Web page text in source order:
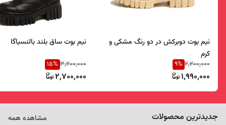
نیم بوت دوبرکش در دو رنگ مشکی و
کرم
2,200,000
9%
1,990,000
نیم بوت ساق بلند بالنسیاگا
3,200,000
15%
2,700,000
جدیدترین محصولات مشاهده همه